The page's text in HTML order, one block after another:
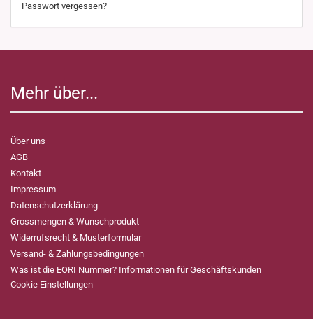
Passwort vergessen?
Mehr über...
Über uns
AGB
Kontakt
Impressum
Datenschutzerklärung
Grossmengen & Wunschprodukt
Widerrufsrecht & Musterformular
Versand- & Zahlungsbedingungen
Was ist die EORI Nummer? Informationen für Geschäftskunden
Cookie Einstellungen